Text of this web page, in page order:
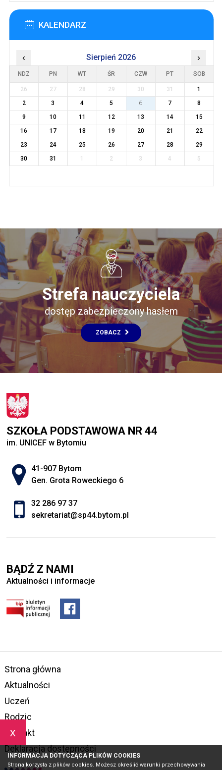
x
INFORMACJA DOTYCZĄCA PLIKÓW COOKIES
Strona korzysta z plików cookies. Możesz określić warunki przechowywania
KALENDARZ
‹ Sierpień 2026 ›
NDZ PN WT ŚR CZW PT SOB
26 27 28 29 30 31
1
2
3 4 5 6 7
8
9
10 11 12 13 14
15
16
17 18 19 20 21
22
23
24 25 26 27 28
29
30
31 1 2 3 4 5
Strefa nauczyciela
dostęp zabezpieczony hasłem
ZOBACZ
SZKOŁA PODSTAWOWA NR 44
im. UNICEF w Bytomiu
Adres pocztowy:
41-907 Bytom
Gen. Grota Roweckiego 6
32 286 97 37
sekretariat@sp44.bytom.pl
BĄDŹ Z NAMI
Aktualności i informacje
Strona główna
Aktualności
Uczeń
Rodzic
Kontakt
Deklaracja dostępności